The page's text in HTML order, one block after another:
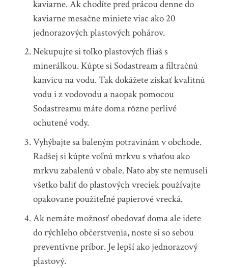
kaviarne. Ak chodíte pred prácou denne do
kaviarne mesačne miniete viac ako 20
jednorazových plastových pohárov.
Nekupujte si toľko plastových fliaš s
minerálkou. Kúpte si Sodastream a filtračnú
kanvicu na vodu. Tak dokážete získať kvalitnú
vodu i z vodovodu a naopak pomocou
Sodastreamu máte doma rôzne perlivé
ochutené vody.
Vyhýbajte sa baleným potravinám v obchode.
Radšej si kúpte voľnú mrkvu s vňaťou ako
mrkvu zabalenú v obale. Nato aby ste nemuseli
všetko baliť do plastových vreciek používajte
opakovane použiteľné papierové vrecká.
Ak nemáte možnosť obedovať doma ale idete
do rýchleho občerstvenia, noste si so sebou
preventívne príbor. Je lepší ako jednorazový
plastový.